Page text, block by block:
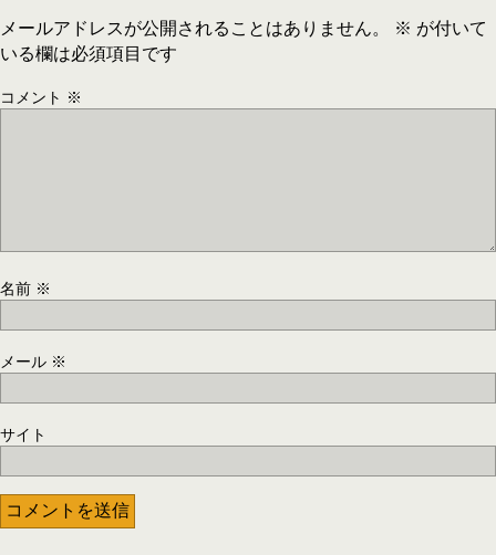
メールアドレスが公開されることはありません。 ※ が付いて
いる欄は必須項目です
コメント ※
名前 ※
メール ※
サイト